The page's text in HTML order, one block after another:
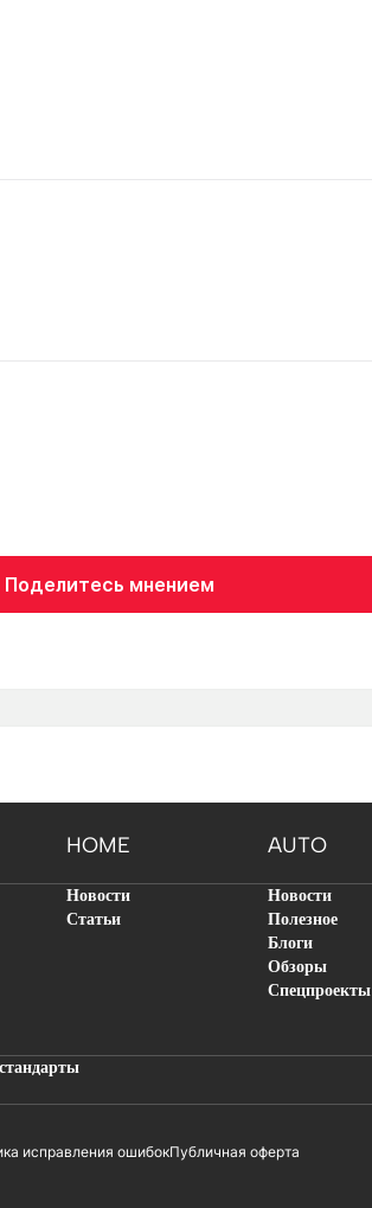
Поделитесь мнением
HOME AUTO
Новости
Статьи
Новости
Полезное
Блоги
Обзоры
Спецпроекты
исправления ошибокПубличная оферта